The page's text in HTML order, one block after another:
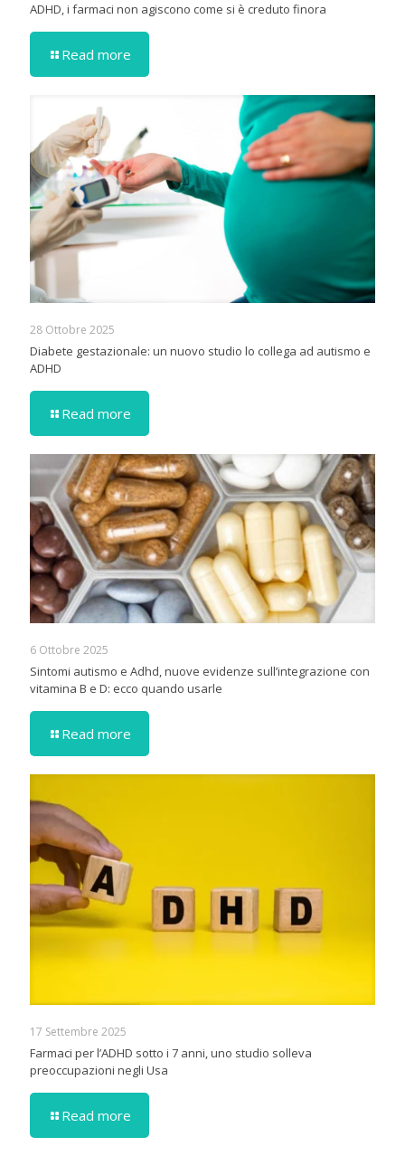
ADHD, i farmaci non agiscono come si è creduto finora
Read more
28 Ottobre 2025
Diabete gestazionale: un nuovo studio lo collega ad autismo e
ADHD
Read more
6 Ottobre 2025
Sintomi autismo e Adhd, nuove evidenze sull’integrazione con
vitamina B e D: ecco quando usarle
Read more
17 Settembre 2025
Farmaci per l’ADHD sotto i 7 anni, uno studio solleva
preoccupazioni negli Usa
Read more